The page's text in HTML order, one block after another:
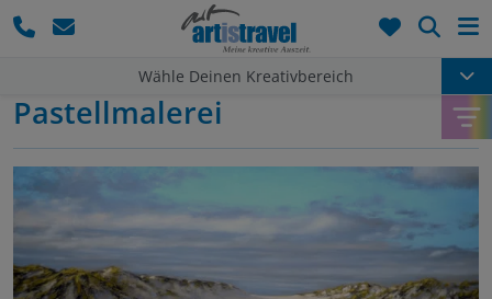
Wähle Deinen Kreativbereich
Pastellmalerei